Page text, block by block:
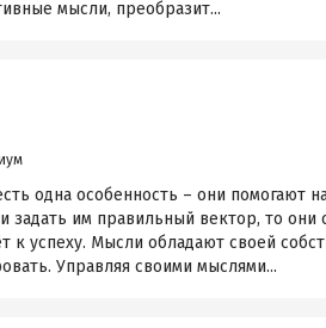
мысли, преобразит...
одна особенность – они помогают
задать им правильный вектор, то они
к успеху. Мысли обладают своей
Управляя своими мыслями...